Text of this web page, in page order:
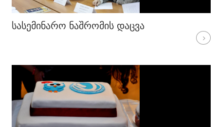
ᲡᲐᲡᲔᲛᲘᲜᲐᲠᲝ ᲜᲐᲨᲠᲝᲛᲘᲡ ᲓᲐᲪᲕᲐ